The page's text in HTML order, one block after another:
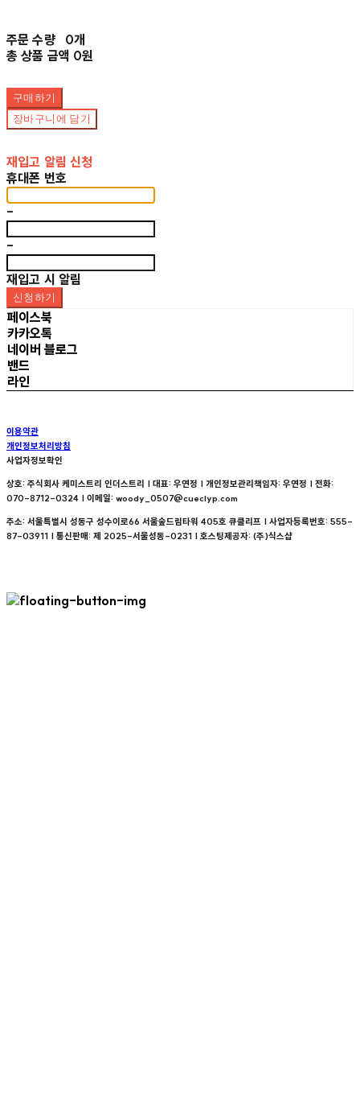
주문 수량
0개
총 상품 금액 0원
구매하기
장바구니에 담기
재입고 알림 신청
휴대폰 번호
-
-
재입고 시 알림
신청하기
페이스북
카카오톡
네이버 블로그
밴드
라인
이용약관
개인정보처리방침
사업자정보확인
상호: 주식회사 케미스트리 인더스트리 | 대표: 우연정 | 개인정보관리책임자: 우연정 | 전화:
070-8712-0324 | 이메일: woody_0507@cueclyp.com
주소: 서울특별시 성동구 성수이로66 서울숲드림타워 405호 큐클리프 | 사업자등록번호: 555-
87-03911 | 통신판매: 제 2025-서울성동-0231 | 호스팅제공자: (주)식스샵